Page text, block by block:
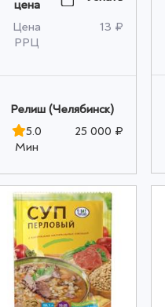
цена
Цена
РРЦ
13 ₽
Релиш (Челябинск)
5.0
Мин
25 000 ₽